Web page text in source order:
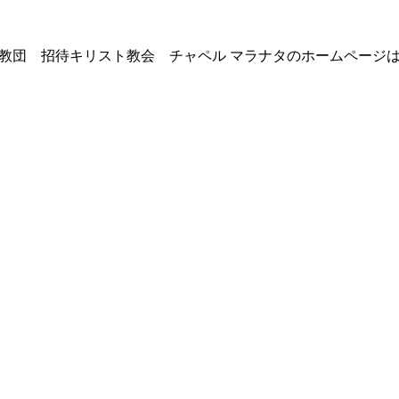
団 招待キリスト教会 チャペル マラナタのホームページは